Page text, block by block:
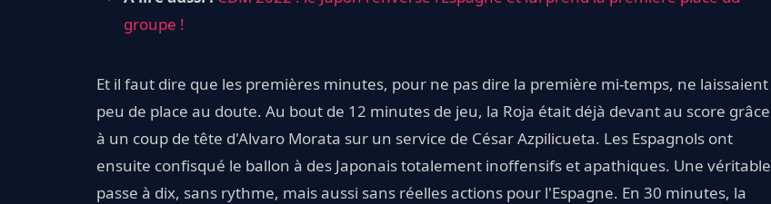
groupe !
Et il faut dire que les premières minutes, pour ne pas dire la première mi-temps, ne laissaient
peu de place au doute. Au bout de 12 minutes de jeu, la Roja était déjà devant au score grâce
à un coup de tête d'Alvaro Morata sur un service de César Azpilicueta. Les Espagnols ont
ensuite confisqué le ballon à des Japonais totalement inoffensifs et apathiques. Une véritable
passe à dix, sans rythme, mais aussi sans réelles actions pour l'Espagne. En 30 minutes, la